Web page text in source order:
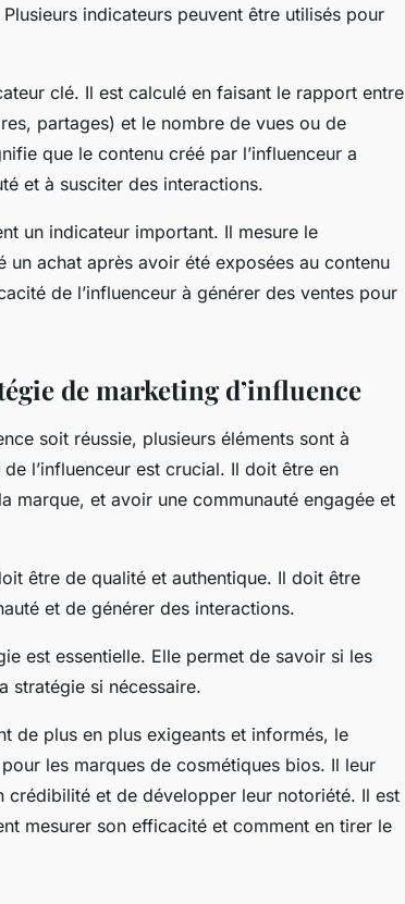
indicateurs peuvent être utilisés pour
clé. Il est calculé en faisant le rapport entre
partages) et le nombre de vues ou de
que le contenu créé par l’influenceur a
et à susciter des interactions.
un indicateur important. Il mesure le
achat après avoir été exposées au contenu
de l’influenceur à générer des ventes pour
de marketing d’influence
soit réussie, plusieurs éléments sont à
l’influenceur est crucial. Il doit être en
marque, et avoir une communauté engagée et
être de qualité et authentique. Il doit être
et de générer des interactions.
est essentielle. Elle permet de savoir si les
stratégie si nécessaire.
de plus en plus exigeants et informés, le
les marques de cosmétiques bios. Il leur
et de développer leur notoriété. Il est
mesurer son efficacité et comment en tirer le